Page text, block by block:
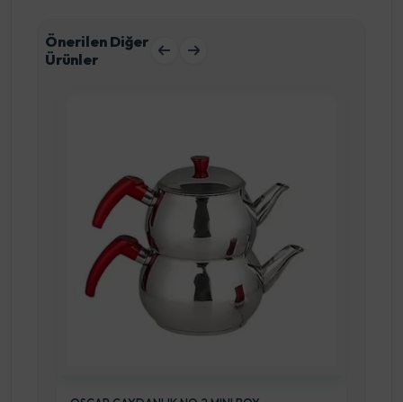
Önerilen Diğer
Ürünler